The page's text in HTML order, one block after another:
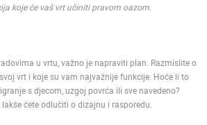
koje će vaš vrt učiniti pravom oazom.
u vrtu, važno je napraviti plan. Razmislite o
vrt i koje su vam najvažnije funkcije. Hoće li to
s djecom, uzgoj povrća ili sve navedeno?
ćete odlučiti o dizajnu i rasporedu.